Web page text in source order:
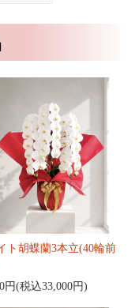
ト胡蝶蘭3本立(40輪前
円(税込33,000円)